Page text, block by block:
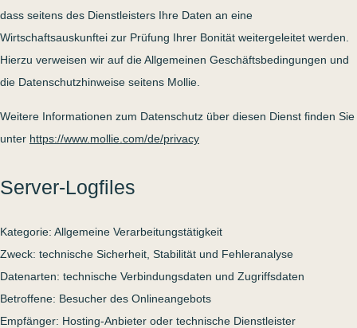
dass seitens des Dienstleisters Ihre Daten an eine
Wirtschaftsauskunftei zur Prüfung Ihrer Bonität weitergeleitet werden.
Hierzu verweisen wir auf die Allgemeinen Geschäftsbedingungen und
die Datenschutzhinweise seitens Mollie.
Weitere Informationen zum Datenschutz über diesen Dienst finden Sie
unter https://www.mollie.com/de/privacy
Server-Logfiles
Kategorie: Allgemeine Verarbeitungstätigkeit
Zweck: technische Sicherheit, Stabilität und Fehleranalyse
Datenarten: technische Verbindungsdaten und Zugriffsdaten
Betroffene: Besucher des Onlineangebots
Empfänger: Hosting-Anbieter oder technische Dienstleister